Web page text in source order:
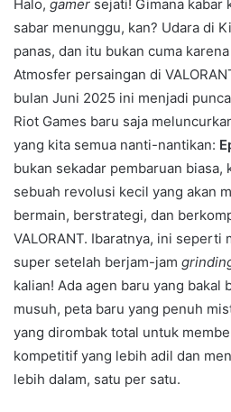
Halo, gamer sejati! Gimana kabar
sabar menunggu, kan? Udara di
panas, dan itu bukan cuma
Atmosfer persaingan di
bulan Juni 2025 ini menjadi
Riot Games baru saja
yang kita semua nanti-nantikan:
bukan sekadar pembaruan biasa,
sebuah revolusi kecil yang akan
bermain, berstrategi, dan
VALORANT. Ibaratnya, ini seperti
super setelah berjam-jam
kalian! Ada agen baru yang bakal
musuh, peta baru yang penuh
yang dirombak total untuk
kompetitif yang lebih adil dan
lebih dalam, satu per satu.